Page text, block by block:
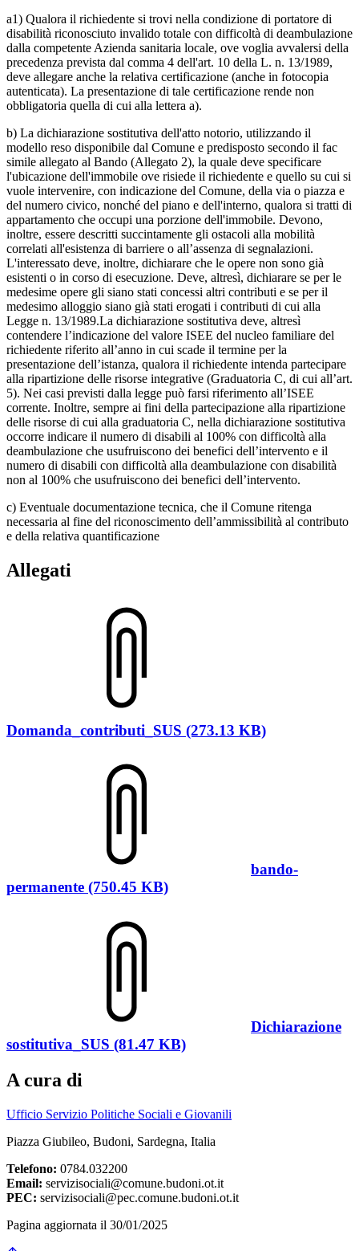
a1) Qualora il richiedente si trovi nella condizione di portatore di
disabilità riconosciuto invalido totale con difficoltà di deambulazione
dalla competente Azienda sanitaria locale, ove voglia avvalersi della
precedenza prevista dal comma 4 dell'art. 10 della L. n. 13/1989,
deve allegare anche la relativa certificazione (anche in fotocopia
autenticata). La presentazione di tale certificazione rende non
obbligatoria quella di cui alla lettera a).
b) La dichiarazione sostitutiva dell'atto notorio, utilizzando il
modello reso disponibile dal Comune e predisposto secondo il fac
simile allegato al Bando (Allegato 2), la quale deve specificare
l'ubicazione dell'immobile ove risiede il richiedente e quello su cui si
vuole intervenire, con indicazione del Comune, della via o piazza e
del numero civico, nonché del piano e dell'interno, qualora si tratti di
appartamento che occupi una porzione dell'immobile. Devono,
inoltre, essere descritti succintamente gli ostacoli alla mobilità
correlati all'esistenza di barriere o all’assenza di segnalazioni.
L'interessato deve, inoltre, dichiarare che le opere non sono già
esistenti o in corso di esecuzione. Deve, altresì, dichiarare se per le
medesime opere gli siano stati concessi altri contributi e se per il
medesimo alloggio siano già stati erogati i contributi di cui alla
Legge n. 13/1989.La dichiarazione sostitutiva deve, altresì
contendere l’indicazione del valore ISEE del nucleo familiare del
richiedente riferito all’anno in cui scade il termine per la
presentazione dell’istanza, qualora il richiedente intenda partecipare
alla ripartizione delle risorse integrative (Graduatoria C, di cui all’art.
5). Nei casi previsti dalla legge può farsi riferimento all’ISEE
corrente. Inoltre, sempre ai fini della partecipazione alla ripartizione
delle risorse di cui alla graduatoria C, nella dichiarazione sostitutiva
occorre indicare il numero di disabili al 100% con difficoltà alla
deambulazione che usufruiscono dei benefici dell’intervento e il
numero di disabili con difficoltà alla deambulazione con disabilità
non al 100% che usufruiscono dei benefici dell’intervento.
c) Eventuale documentazione tecnica, che il Comune ritenga
necessaria al fine del riconoscimento dell’ammissibilità al contributo
e della relativa quantificazione
Allegati
Domanda_contributi_SUS (273.13 KB)
bando-
permanente (750.45 KB)
Dichiarazione
sostitutiva_SUS (81.47 KB)
A cura di
Ufficio Servizio Politiche Sociali e Giovanili
Piazza Giubileo, Budoni, Sardegna, Italia
Telefono: 0784.032200
Email: servizisociali@comune.budoni.ot.it
PEC: servizisociali@pec.comune.budoni.ot.it
Pagina aggiornata il 30/01/2025